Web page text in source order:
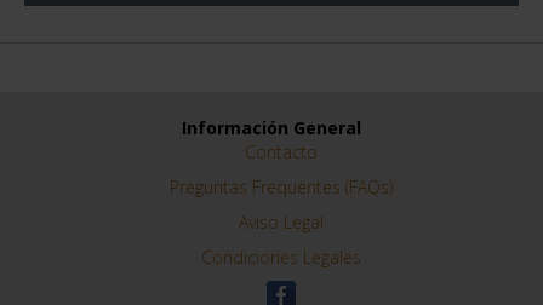
Información General
Contacto
Preguntas Frequentes (FAQs)
Aviso Legal
Condiciones Legales